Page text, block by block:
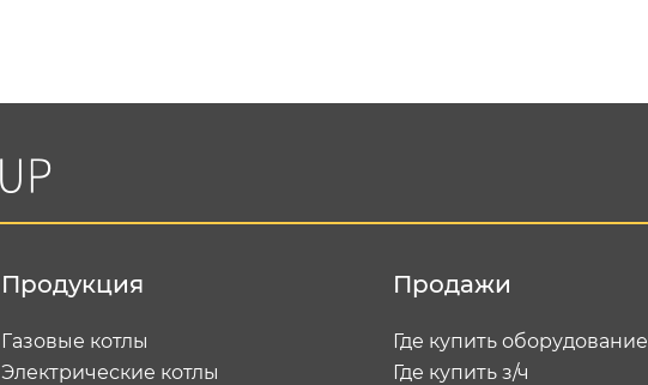
Продукция
Газовые котлы
Электрические котлы
Продажи
Где купить оборудование
Где купить з/ч